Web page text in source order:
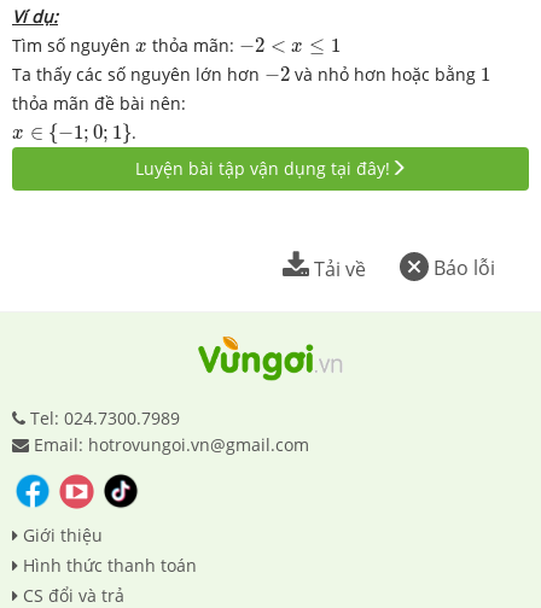
Ví dụ:
Tìm số nguyên x
x thỏa mãn: −2 < x ≤ 1
2<x ≤1
Ta thấy các số nguyên lớn hơn −2
2 và nhỏ hơn hoặc bằng 1
1
thỏa mãn đề bài nên:
x ∈ {−1; 0; 1}
x ∈{ − ;0;1 }
.
Luyện bài tập vận dụng tại đây!
Báo lỗi
Tải về
Tel: 024.7300.7989
Email: hotrovungoi.vn@gmail.com
Giới thiệu
Hình thức thanh toán
CS đổi và trả